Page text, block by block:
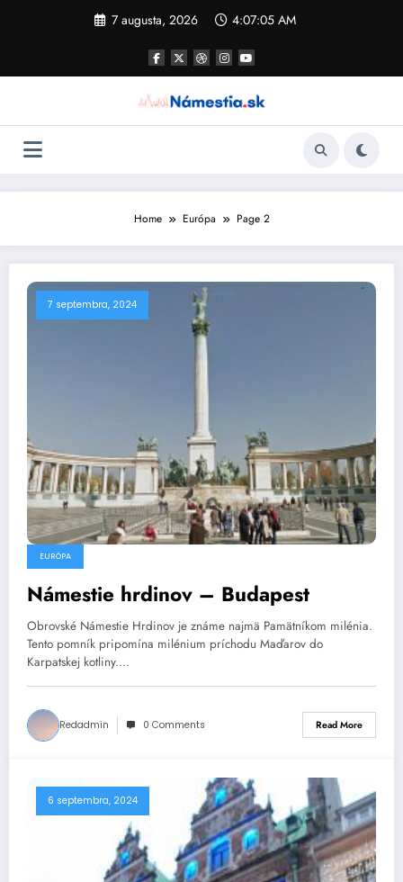
7 augusta, 2026 4:07:06 AM
Home Európa Page 2
7 septembra, 2024
EURÓPA
Námestie hrdinov – Budapest
Obrovské Námestie Hrdinov je známe najmä Pamätníkom milénia.
Tento pomník pripomína milénium príchodu Maďarov do
Karpatskej kotliny.…
Redadmin 0 Comments Read More
6 septembra, 2024